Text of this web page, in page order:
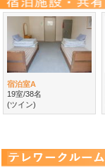
宿泊室A
19室/38名
(ツイン)